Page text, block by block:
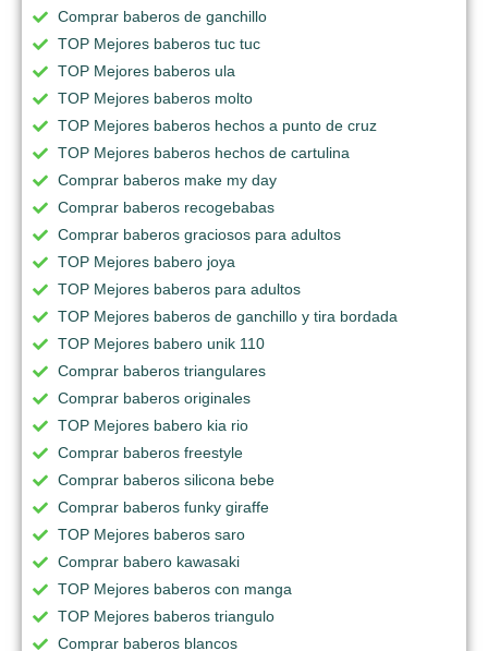
Comprar baberos de ganchillo
TOP Mejores baberos tuc tuc
TOP Mejores baberos ula
TOP Mejores baberos molto
TOP Mejores baberos hechos a punto de cruz
TOP Mejores baberos hechos de cartulina
Comprar baberos make my day
Comprar baberos recogebabas
Comprar baberos graciosos para adultos
TOP Mejores babero joya
TOP Mejores baberos para adultos
TOP Mejores baberos de ganchillo y tira bordada
TOP Mejores babero unik 110
Comprar baberos triangulares
Comprar baberos originales
TOP Mejores babero kia rio
Comprar baberos freestyle
Comprar baberos silicona bebe
Comprar baberos funky giraffe
TOP Mejores baberos saro
Comprar babero kawasaki
TOP Mejores baberos con manga
TOP Mejores baberos triangulo
Comprar baberos blancos